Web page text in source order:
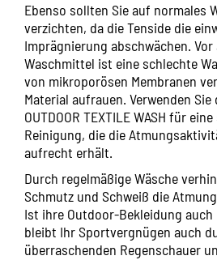
Ebenso sollten Sie auf normales
verzichten, da die Tenside die
Imprägnierung abschwächen.
Waschmittel ist eine schlechte
von mikroporösen Membranen
Material aufrauen. Verwenden
OUTDOOR TEXTILE WASH für eine
Reinigung, die die
aufrecht erhält.
Durch regelmäßige Wäsche
Schmutz und Schweiß die
Ist ihre Outdoor-Bekleidung
bleibt Ihr Sportvergnügen auch
überraschenden Regenschauer